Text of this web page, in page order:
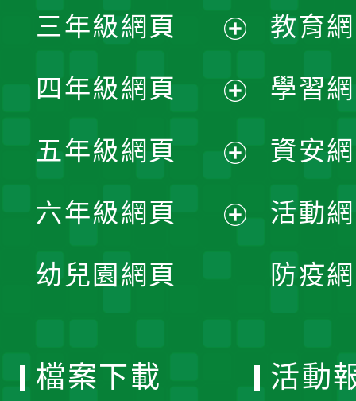
選
單
開
選
單
三年級網頁
開
選
單
四年級網頁
開
選
五年級網頁
開
六年級網頁
幼兒園網頁
教育
學習
資安
活動
防疫
檔案下載 活動